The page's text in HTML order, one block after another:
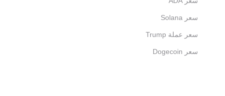
سعر Solana
سعر عملة Trump
سعر Dogecoin